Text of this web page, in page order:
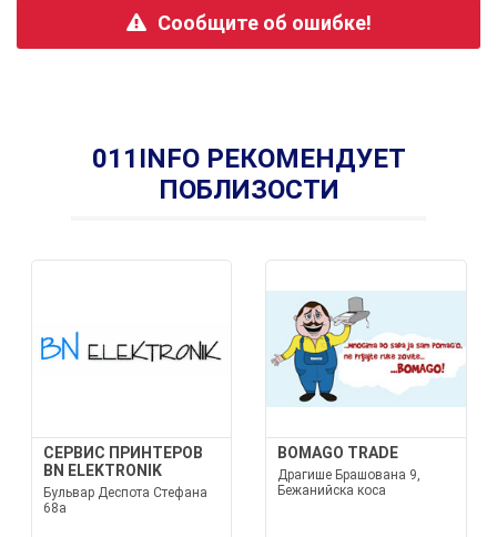
Сообщите об ошибке!
011INFO РЕКОМЕНДУЕТ
ПОБЛИЗОСТИ
СЕРВИС ПРИНТЕРОВ
BN ELEKTRONIK
Бульвар Деспота Стефана
68а
BOMAGO TRADE
Драгише Брашована 9,
Бежанийска коса